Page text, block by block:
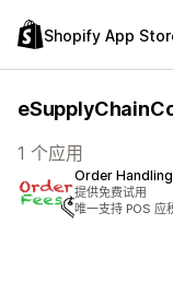
Shopify App
1 个应用
Order
提供免费试用
唯一支持 POS 应